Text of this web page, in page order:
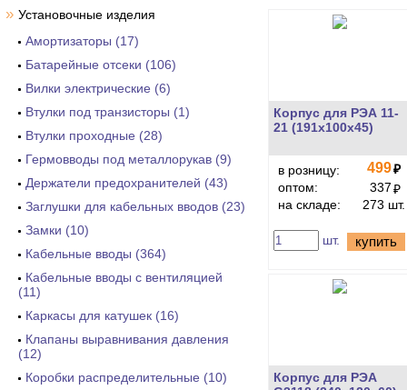
» Установочные изделия
Амортизаторы (17)
Батарейные отсеки (106)
Вилки электрические (6)
Втулки под транзисторы (1)
Втулки проходные (28)
Гермовводы под металлорукав (9)
Держатели предохранителей (43)
Заглушки для кабельных вводов (23)
Замки (10)
Кабельные вводы (364)
Кабельные вводы с вентиляцией
(11)
Каркасы для катушек (16)
Клапаны выравнивания давления
(12)
Коробки распределительные (10)
Корпус для РЭА 11-
21 (191х100х45)
в розницу: 499₽
оптом:
337₽
на складе:
273 шт.
шт. купить
Корпус для РЭА